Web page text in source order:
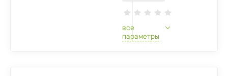
все
параметры